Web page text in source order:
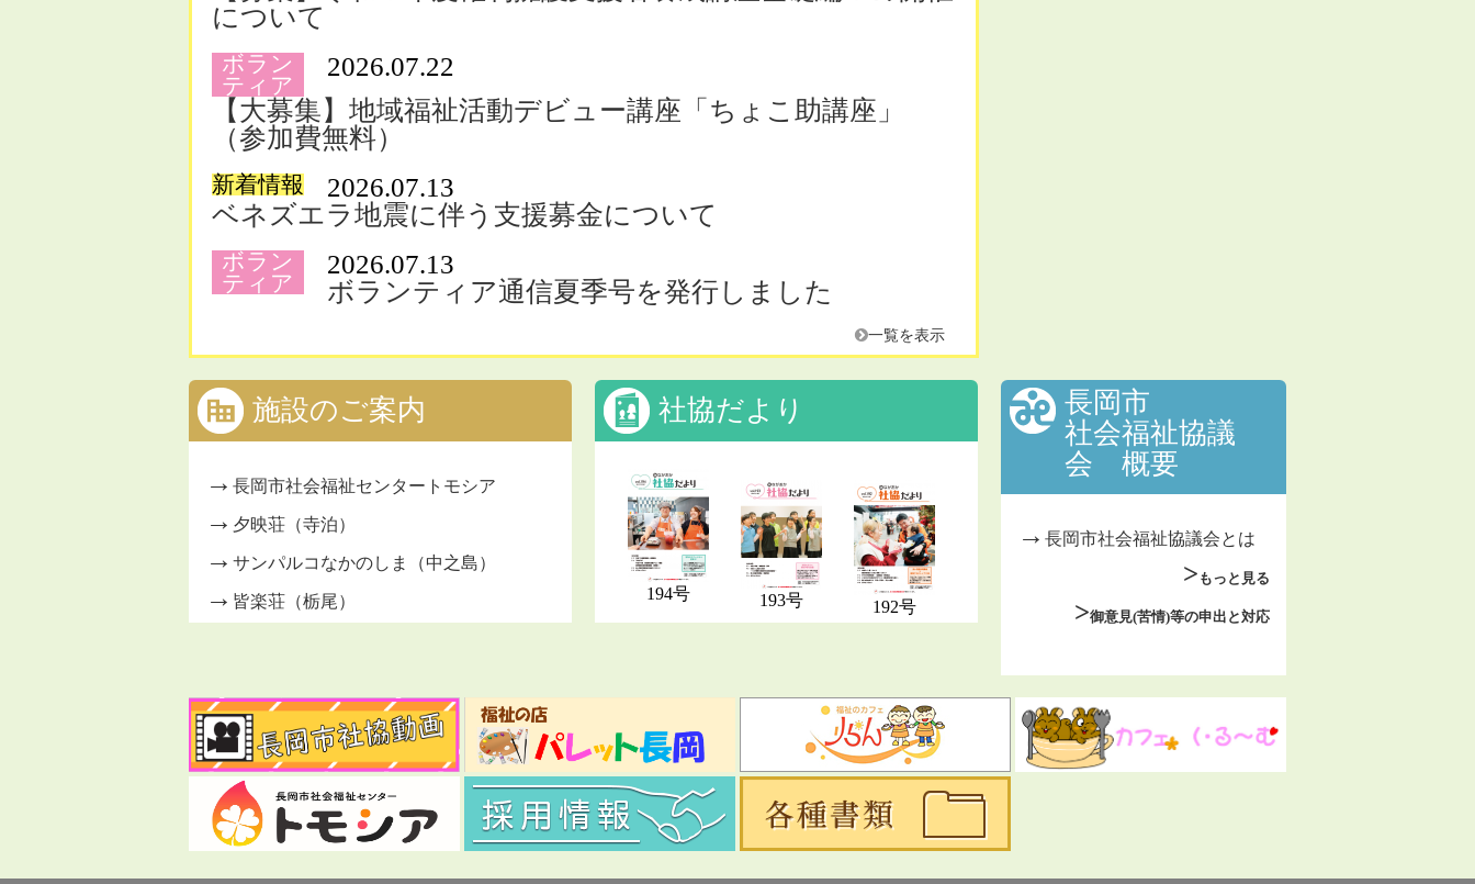
について
ボラン
ティア
2026.07.22
【大募集】地域福祉活動デビュー講座「ちょこ助講座」
（参加費無料）
新着情報
2026.07.13
ベネズエラ地震に伴う支援募金について
ボラン
ティア
2026.07.13
ボランティア通信夏季号を発行しました
一覧を表示
施設のご案内
長岡市社会福祉センタートモシア
夕映荘（寺泊）
サンパルコなかのしま（中之島）
皆楽荘（栃尾）
社協だより
194号 193号 192号
長岡市
社会福祉協議
会 概要
長岡市社会福祉協議会とは
もっと見る
御意見(苦情)等の申出と対応